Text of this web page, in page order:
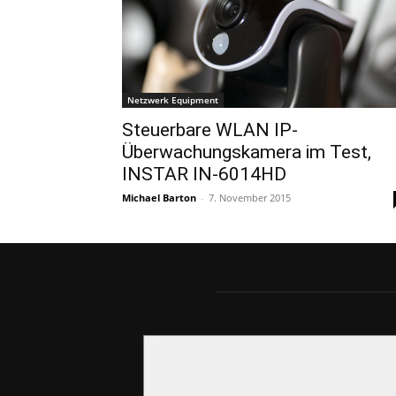
Netzwerk Equipment
Steuerbare WLAN IP-
Überwachungskamera im Test,
INSTAR IN-6014HD
Michael Barton - 7. November 2015